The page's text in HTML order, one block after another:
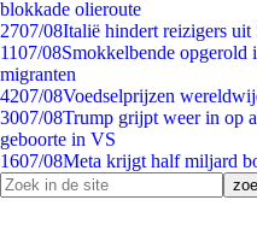
blokkade olieroute
2707/08Italië hindert reizigers uit
1107/08Smokkelbende opgerold
migranten
4207/08Voedselprijzen
3007/08Trump grijpt weer in op
geboorte in VS
1607/08Meta krijgt half miljard